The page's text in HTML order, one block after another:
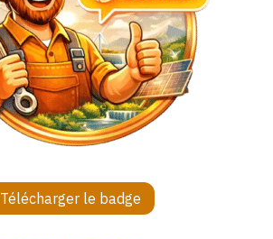
Télécharger le badge